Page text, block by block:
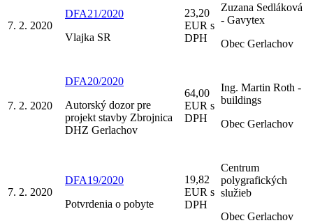
7. 2. 2020
DFA21/2020
Vlajka SR
23,20
EUR s
DPH
Zuzana Sedláková
- Gavytex
Obec Gerlachov
7. 2. 2020
DFA20/2020
Autorský dozor pre
projekt stavby Zbrojnica
DHZ Gerlachov
64,00
EUR s
DPH
Ing. Martin Roth -
buildings
Obec Gerlachov
7. 2. 2020
DFA19/2020
Potvrdenia o pobyte
19,82
EUR s
DPH
Centrum
polygrafických
služieb
Obec Gerlachov